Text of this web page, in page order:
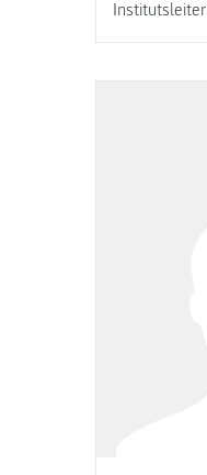
Institutsleiter